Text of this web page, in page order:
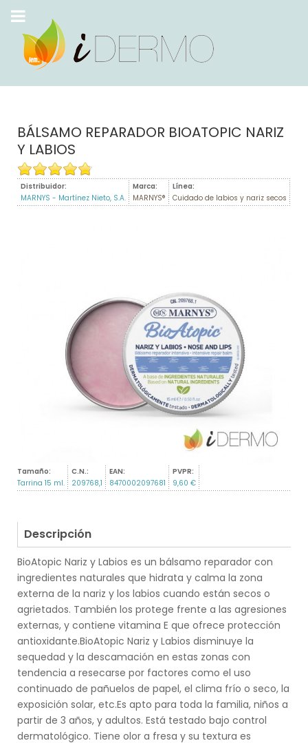
BÁLSAMO REPARADOR BIOATOPIC NARIZ
Y LABIOS
Distribuidor:
MARNYS - Martínez Nieto, S.A.
Marca:
MARNYS®
Línea:
Cuidado de labios y nariz secos
Tamaño:
Tarrina 15 ml.
C.N.:
209768,1
EAN:
8470002097681
PVPR:
9,60 €
Descripción
BioAtopic Nariz y Labios es un bálsamo reparador con
ingredientes naturales que hidrata y calma la zona
externa de la nariz y los labios cuando están secos o
agrietados. También los protege frente a las agresiones
externas, y contiene vitamina E que ofrece protección
antioxidante.BioAtopic Nariz y Labios disminuye la
sequedad y la descamación en estas zonas con
tendencia a resecarse por factores como el uso
continuado de pañuelos de papel, el clima frío o seco, la
exposición solar, etc.Es apto para toda la familia, niños a
partir de 3 años, y adultos. Está testado bajo control
dermatológico. Tiene olor a fresa y su textura es